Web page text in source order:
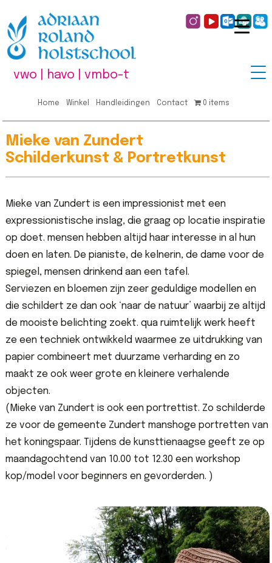
vwo | havo | vmbo-t
Home Winkel Handleidingen Contact 0 items
Mieke van Zundert
Schilderkunst & Portretkunst
Mieke van Zundert is een impressionist met een
expressionistische inslag, die graag op locatie inspiratie
op doet. mensen hebben altijd haar interesse in al hun
doen en laten. De pianiste, de kelnerin, de dame voor de
spiegel, mensen drinkend aan een tafel.
Serviezen en bloemen zijn zeer geduldige modellen en
die schildert ze dan ook ‘naar de natuur’ waarbij ze altijd
de mooiste belichting zoekt. qua ruimtelijk werk heeft
ze een techniek ontwikkeld waarmee ze uitdrukking van
papier combineert met duurzame verharding en zo
maakt ze ook weer grote en kleinere verhalende
objecten.
(Mieke van Zundert is ook een portrettist. Zo schilderde
ze voor de gemeente Zundert manshoge portretten van
het koningspaar. Tijdens de kunsttienaagse geeft ze op
maandagochtend van 10.00 tot 12.30 een workshop
kop/model voor beginners en gevorderden. )